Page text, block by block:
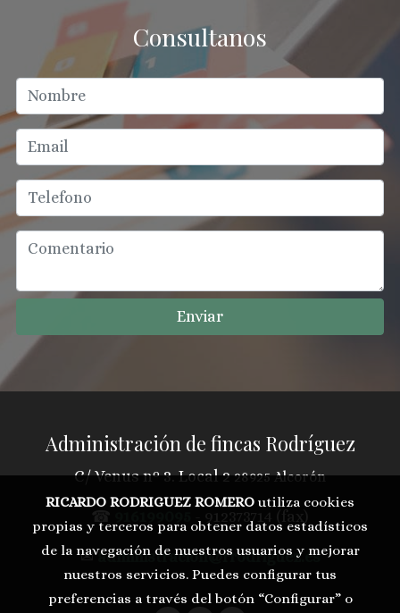
Consultanos
Enviar
Administración de fincas Rodríguez
C/ Venus nº 3. Local 228925 Alcorón
✉administracion@rrodriguez.es
RICARDO RODRIGUEZ ROMERO utiliza cookies
propias y terceros para obtener datos estadísticos
de la navegación de nuestros usuarios y mejorar
nuestros servicios. Puedes configurar tus
preferencias a través del botón “Configurar” o